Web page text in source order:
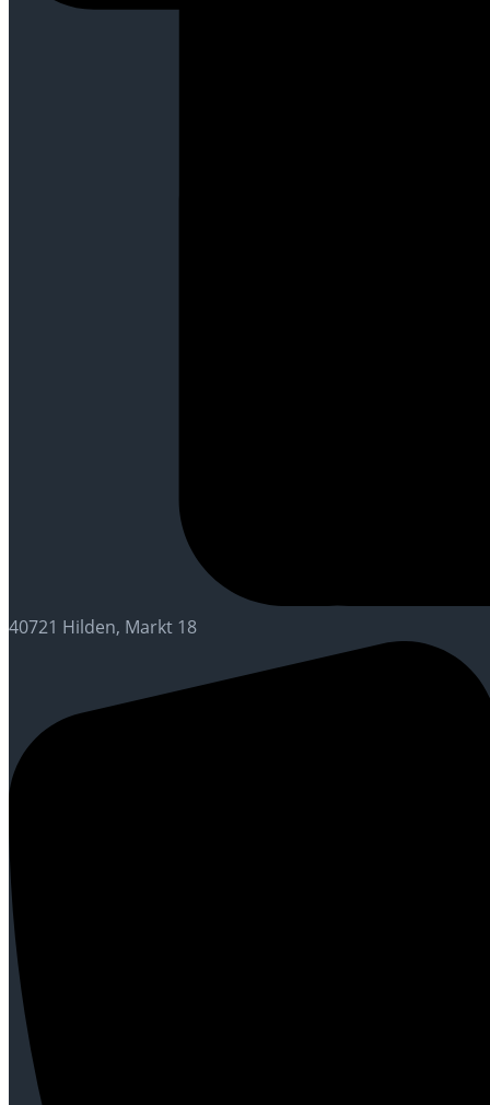
40721 Hilden, Markt 18